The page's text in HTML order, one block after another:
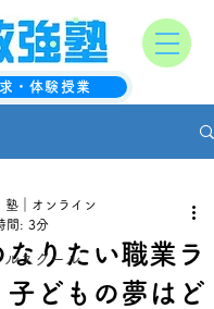
数強塾
克服塾
・体験授業
ルスクール
りたい職業ラ
子どもの夢はど
塾｜オンライン
間: 3分